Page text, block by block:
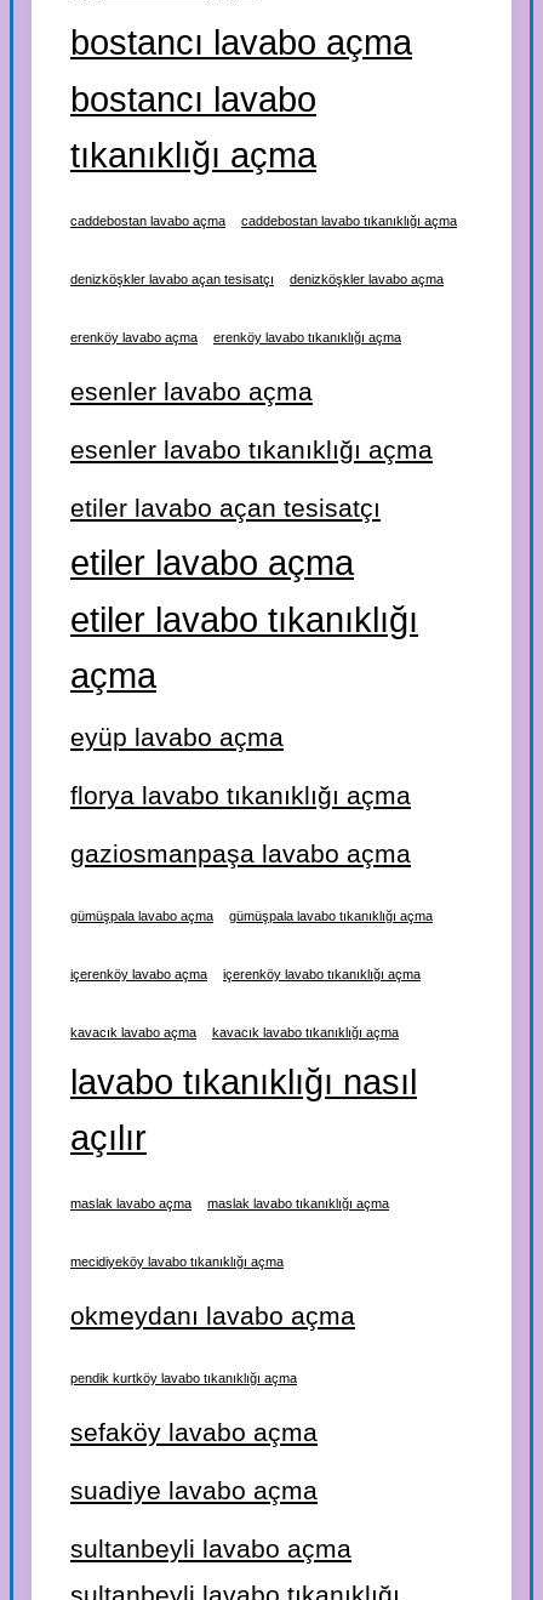
bostancı lavabo açma
bostancı lavabo
tıkanıklığı açma
caddebostan lavabo açma caddebostan lavabo tıkanıklığı açma
denizköşkler lavabo açan tesisatçı denizköşkler lavabo açma
erenköy lavabo açma erenköy lavabo tıkanıklığı açma
esenler lavabo açma
esenler lavabo tıkanıklığı açma
etiler lavabo açan tesisatçı
etiler lavabo açma
etiler lavabo tıkanıklığı
açma
eyüp lavabo açma
florya lavabo tıkanıklığı açma
gaziosmanpaşa lavabo açma
gümüşpala lavabo açma gümüşpala lavabo tıkanıklığı açma
içerenköy lavabo açma içerenköy lavabo tıkanıklığı açma
kavacık lavabo açma kavacık lavabo tıkanıklığı açma
lavabo tıkanıklığı nasıl
açılır
maslak lavabo açma maslak lavabo tıkanıklığı açma
mecidiyeköy lavabo tıkanıklığı açma
okmeydanı lavabo açma
pendik kurtköy lavabo tıkanıklığı açma
sefaköy lavabo açma
suadiye lavabo açma
sultanbeyli lavabo açma